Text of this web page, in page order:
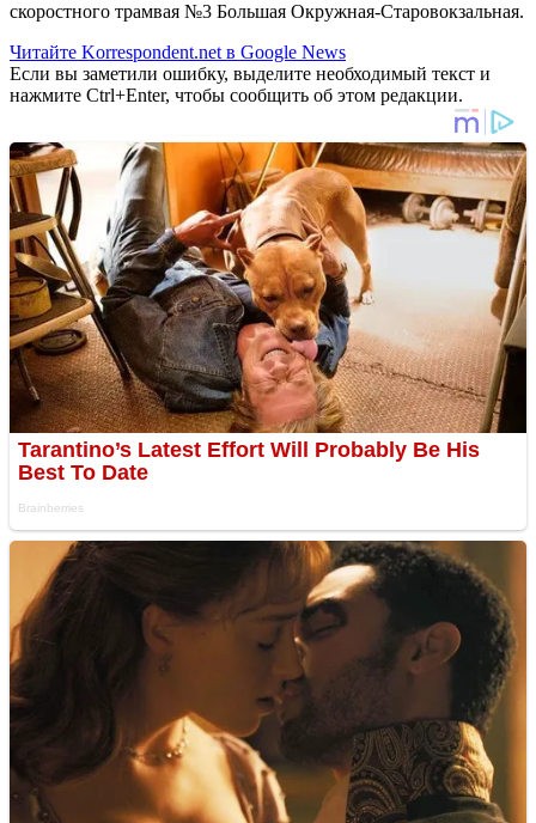
скоростного трамвая №3 Большая Окружная-Старовокзальная.
Читайте Korrespondent.net в Google News
Если вы заметили ошибку, выделите необходимый текст и
нажмите Ctrl+Enter, чтобы сообщить об этом редакции.